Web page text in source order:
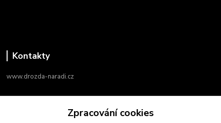
Kontakty
www.drozda-naradi.cz
Zpracování cookies